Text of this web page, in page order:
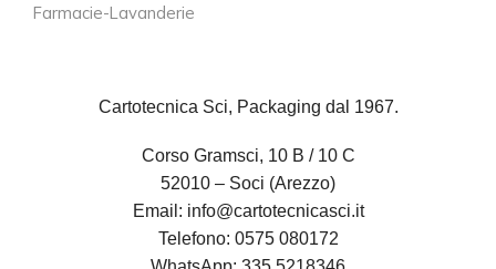
Farmacie-Lavanderie
Cartotecnica Sci, Packaging dal 1967.
Corso Gramsci, 10 B / 10 C
52010 – Soci (Arezzo)
Email: info@cartotecnicasci.it
Telefono: 0575 080172